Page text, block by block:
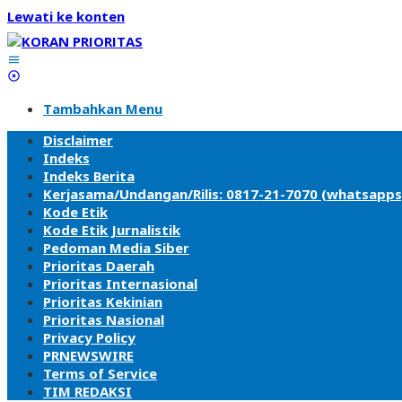
Lewati ke konten
Tambahkan Menu
Disclaimer
Indeks
Indeks Berita
Kerjasama/Undangan/Rilis: 0817-21-7070
Kode Etik
Kode Etik Jurnalistik
Pedoman Media Siber
Prioritas Daerah
Prioritas Internasional
Prioritas Kekinian
Prioritas Nasional
Privacy Policy
PRNEWSWIRE
Terms of Service
TIM REDAKSI